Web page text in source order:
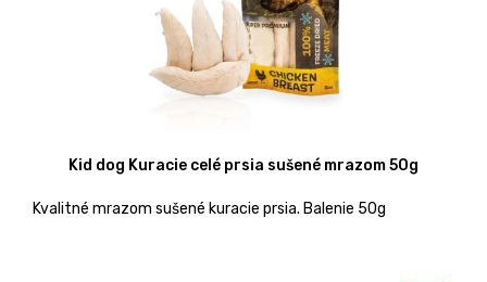
Kid dog Kuracie celé prsia sušené mrazom 50g
Kvalitné mrazom sušené kuracie prsia. Balenie 50g